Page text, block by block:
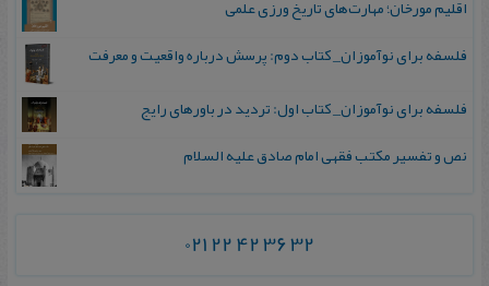
اقلیم مورخان؛ مهارت‌های تاریخ ورزی علمی
فلسفه برای نوآموزان_ کتاب دوم: پرسش درباره واقعیت و معرفت
فلسفه برای نوآموزان_ کتاب اول: تردید در باورهای رایج
نص و تفسیر مکتب فقهی امام صادق علیه السلام
021 22 42 36 32